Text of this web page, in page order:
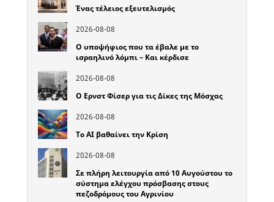
Ένας τέλειος εξευτελισμός
2026-08-08
Ο υποψήφιος που τα έβαλε με το
ισραηλινό λόμπι – Και κέρδισε
2026-08-08
Ο Ερνστ Φίσερ για τις Δίκες της Μόσχας
2026-08-08
Το ΑΙ βαθαίνει την Κρίση
2026-08-08
Σε πλήρη λειτουργία από 10 Αυγούστου το
σύστημα ελέγχου πρόσβασης στους
πεζοδρόμους του Αγρινίου